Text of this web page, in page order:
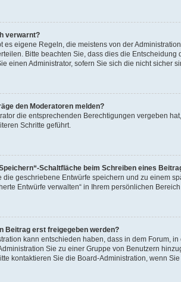
verwarnt?
es eigene Regeln, die meistens von der
Bitte beachten Sie, dass dies die
einen Administrator, sofern Sie sich die nicht sicher
den Moderatoren melden?
die entsprechenden Berechtigungen vergeben
Schritte geführt.
Schaltfläche beim Schreiben eines
die geschriebene Entwürfe speichern und zu einem
Entwürfe verwalten“ in Ihrem persönlichen
Beitrag erst freigegeben werden?
kann entschieden haben, dass in dem Forum,
Sie zu einer Gruppe von Benutzern
kontaktieren Sie die Board-Administration, wenn